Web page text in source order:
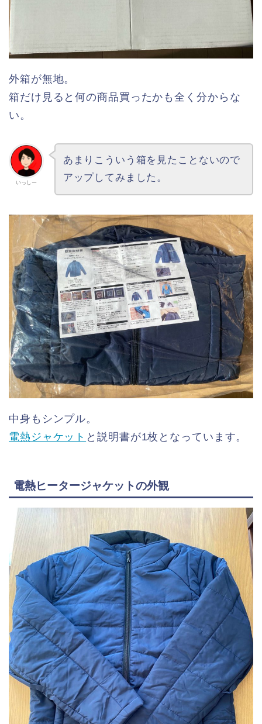
外箱が無地。
箱だけ見ると何の商品買ったかも全く分からな
い。
いっしー
あまりこういう箱を見たことないので
アップしてみました。
中身もシンプル。
電熱ジャケット と説明書が1枚となっています。
電熱ヒータージャケットの外観